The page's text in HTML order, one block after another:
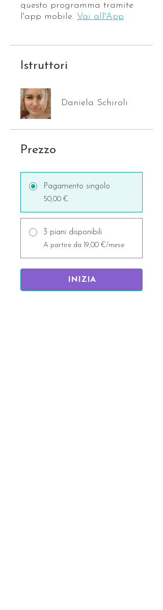
questo programma tramite
l'app mobile. Vai all'App
Istruttori
Daniela Schiroli
Prezzo
Pagamento singolo
50,00 €
3 piani disponibili
A partire da 19,00 €/mese
INIZIA